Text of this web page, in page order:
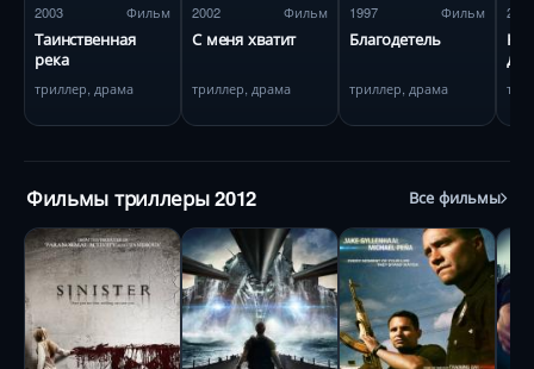
2003 Фильм
Таинственная
река
триллер, драма
2002 Фильм
С меня хватит
триллер, драма
1997 Фильм
Благодетель
триллер, драма
2019
Фильмы триллеры 2012 Все фильмы